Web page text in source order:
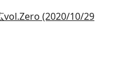
vol.Zero (2020/10/29